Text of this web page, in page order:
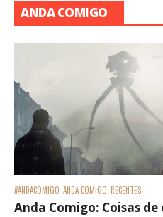
ANDA COMIGO
#ANDACOMIGO ANDA COMIGO RECENTES
Anda Comigo: Coisas